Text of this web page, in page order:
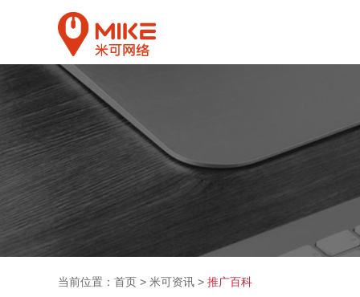
当前位置： 首页 > 米可资讯 > 推广百科